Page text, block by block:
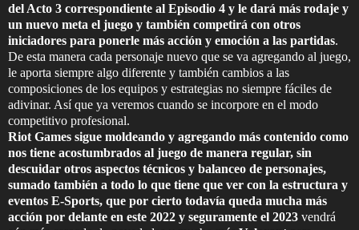
del Acto 3 correspondiente al Episodio 4 y le dará más rodaje y
un nuevo meta el juego y también competirá con otros
iniciadores para ponerle más acción y emoción a las partidas.
De esta manera cada personaje nuevo que se va agregando al juego,
le aporta siempre algo diferente y también cambios a las
composiciones de los equipos y estrategias no siempre fáciles de
adivinar. Así que ya veremos cuando se incorpore en el modo
competitivo profesional.
Riot Games sigue moldeando y agregando más contenido como
nos tiene acostumbrados al juego de manera regular, sin
descuidar otros aspectos técnicos y balanceo de personajes,
sumado también a todo lo que tiene que ver con la estructura y
eventos E-Sports, que por cierto todavía queda mucha más
acción por delante en este 2022 y seguramente el 2023 vendrá